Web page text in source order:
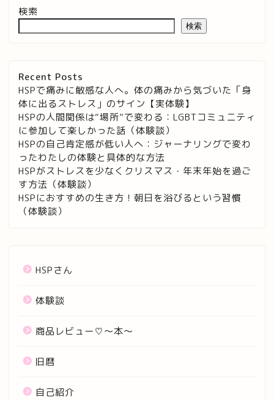
検索
検索
Recent Posts
HSPで痛みに敏感な人へ。体の痛みから気づいた「身
体に出るストレス」のサイン【実体験】
HSPの人間関係は“場所”で変わる：LGBTコミュニティ
に参加して楽しかった話（体験談）
HSPの自己肯定感が低い人へ：ジャーナリングで変わ
ったわたしの体験と具体的な方法
HSPがストレスを少なくクリスマス・年末年始を過ご
す方法（体験談）
HSPにおすすめの生き方！朝日を浴びるという習慣
（体験談）
HSPさん
体験談
商品レビュー♡〜本〜
旧暦
自己紹介